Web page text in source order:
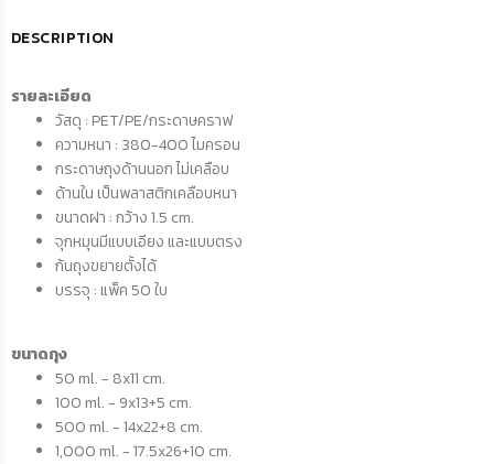
DESCRIPTION
รายละเอียด
วัสดุ : PET/PE/กระดาษคราฟ
ความหนา : 380-400 ไมครอน
กระดาษถุงด้านนอก ไม่เคลือบ
ด้านใน เป็นพลาสติกเคลือบหนา
ขนาดฝา : กว้าง 1.5 cm.
จุกหมุนมีแบบเอียง และแบบตรง
ก้นถุงขยายตั้งได้
บรรจุ : แพ็ค 50 ใบ
ขนาดถุง
50 ml. - 8x11 cm.
100 ml. - 9x13+5 cm.
500 ml. - 14x22+8 cm.
1,000 ml. - 17.5x26+10 cm.